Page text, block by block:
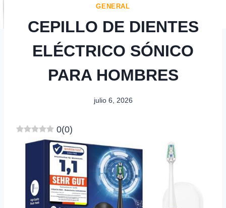
GENERAL
CEPILLO DE DIENTES
ELÉCTRICO SÓNICO
PARA HOMBRES
julio 6, 2026
0(0)